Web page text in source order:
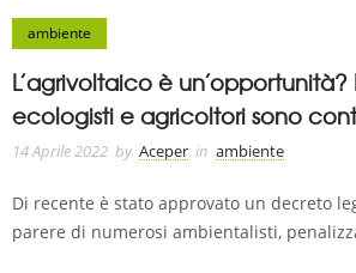
ambiente
L’agrivoltaico è
ecologisti e agricoltori sono
14 Aprile 2022 by Aceper in ambiente
Di recente è stato approvato un decreto
parere di numerosi ambientalisti,